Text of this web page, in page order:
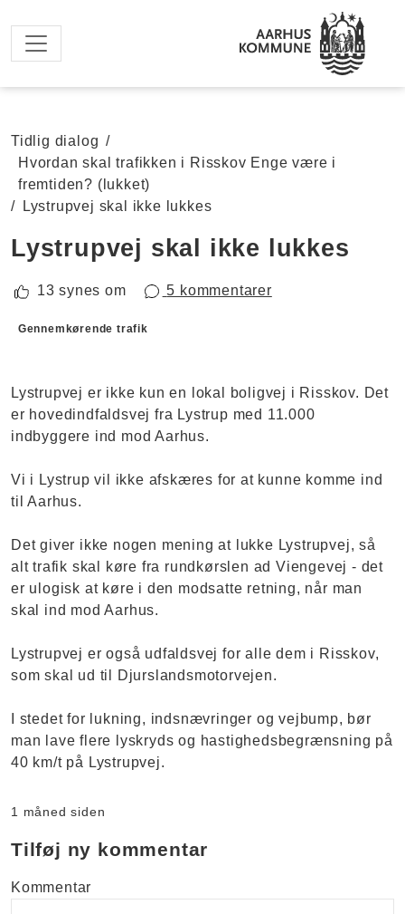
Tidlig dialog /
Hvordan skal trafikken i Risskov Enge være i
fremtiden? (lukket)
/
Lystrupvej skal ikke lukkes
Lystrupvej skal ikke lukkes
13 synes om 5 kommentarer
Forslagskategorier
Gennemkørende trafik
Lystrupvej er ikke kun en lokal boligvej i Risskov. Det
er hovedindfaldsvej fra Lystrup med 11.000
indbyggere ind mod Aarhus.
Vi i Lystrup vil ikke afskæres for at kunne komme ind
til Aarhus.
Det giver ikke nogen mening at lukke Lystrupvej, så
alt trafik skal køre fra rundkørslen ad Viengevej - det
er ulogisk at køre i den modsatte retning, når man
skal ind mod Aarhus.
Lystrupvej er også udfaldsvej for alle dem i Risskov,
som skal ud til Djurslandsmotorvejen.
I stedet for lukning, indsnævringer og vejbump, bør
man lave flere lyskryds og hastighedsbegrænsning på
40 km/t på Lystrupvej.
1 måned siden
Tilføj ny kommentar
Kommentar